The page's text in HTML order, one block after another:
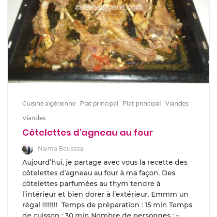
Cuisine algérienne Plat principal Plat principal
Viandes
Viandes
Côtelettes d’agneau au four
Naima Boussaa
Aujourd’hui, je partage avec vous la recette des
côtelettes d’agneau au four à ma façon. Des
côtelettes parfumées au thym tendre à
l’intérieur et bien dorer à l’extérieur. Emmm un
régal !!!!!!!! Temps de préparation : 15 min Temps